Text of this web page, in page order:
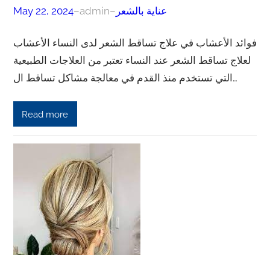
May 22, 2024–admin– عناية بالشعر
فوائد الأعشاب في علاج تساقط الشعر لدى النساء الأعشاب
لعلاج تساقط الشعر عند النساء تعتبر من العلاجات الطبيعية
التي تستخدم منذ القدم في معالجة مشاكل تساقط ال…
Read more